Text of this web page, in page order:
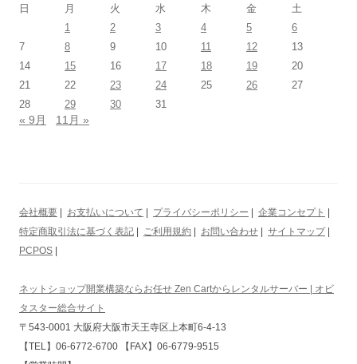
日
月 火 水 木 金
土
1
2 3 4 5
6
7
8 9 10 11 12
13
14
15 16 17 18 19
20
21
22 23 24 25 26
27
28
29 30 31
« 9月 11月 »
会社概要 お支払いについて プライバシーポリシー 企業コンセプト
特定商取引法に基づく表記
ご利用規約 お問い合わせ サイトマップ|
PCPOS
ネットショップ開業構築ならお任せ Zen Cartからレンタルサーバー | オビ
タスター総合サイト
〒543-0001 大阪府大阪市天王寺区上本町6-4-13
【TEL】06-6772-6700 【FAX】06-6779-9515